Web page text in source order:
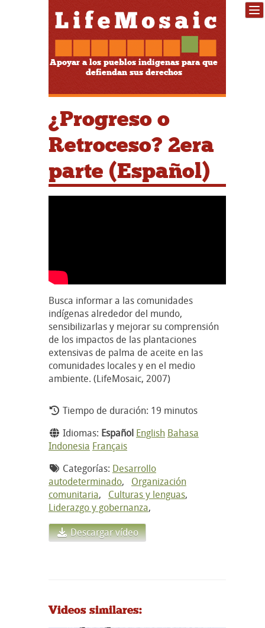
Apoyar a los pueblos indígenas para que
defiendan sus derechos
¿Progreso o
Retroceso? 2era
parte (Español)
Busca informar a las comunidades
indígenas alrededor del mundo,
sensibilizarlas y mejorar su comprensión
de los impactos de las plantaciones
extensivas de palma de aceite en las
comunidades locales y en el medio
ambiente. (LifeMosaic, 2007)
Tiempo de duración: 19 minutos
Idiomas: Español English Bahasa
Indonesia Français
Categorías: Desarrollo
autodeterminado, Organización
comunitaria, Culturas y lenguas,
Liderazgo y gobernanza,
Descargar vídeo
Videos similares: